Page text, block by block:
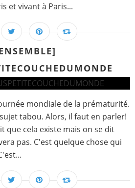
et vivant à Paris...
mondiale de la prématurité.
tabou. Alors, il faut en parler!
que cela existe mais on se dit
pas. C'est quelque chose qui